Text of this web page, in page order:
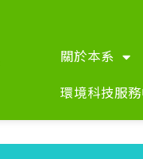
關於本系
環境科技服